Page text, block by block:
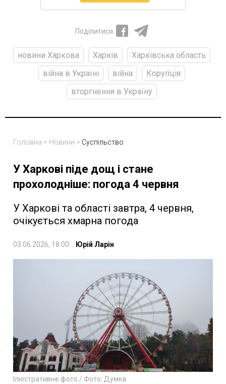
Поділитися
новини Харкова Харків
Харківська область
війна в Україні
війна
Корупція
вторгнення в Україну
Головна > Новини > Суспільство
У Харкові піде дощ і стане
прохолодніше: погода 4 червня
У Харкові та області завтра, 4 червня,
очікується хмарна погода
03.06.2026, 18:00 Юрій Ларін
Ілюстративне фото / Фото: Думка